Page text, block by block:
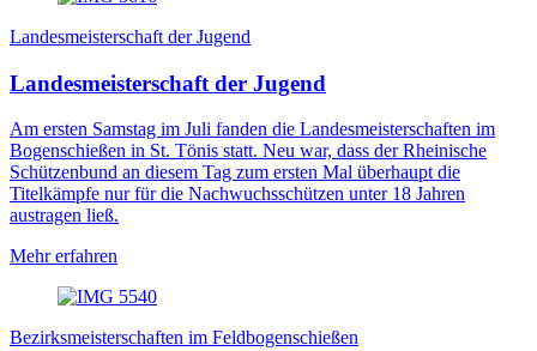
Landesmeisterschaft der Jugend
Landesmeisterschaft der Jugend
Am ersten Samstag im Juli fanden die Landesmeisterschaften im
Bogenschießen in St. Tönis statt. Neu war, dass der Rheinische
Schützenbund an diesem Tag zum ersten Mal überhaupt die
Titelkämpfe nur für die Nachwuchsschützen unter 18 Jahren
austragen ließ.
Mehr erfahren
Bezirksmeisterschaften im Feldbogenschießen